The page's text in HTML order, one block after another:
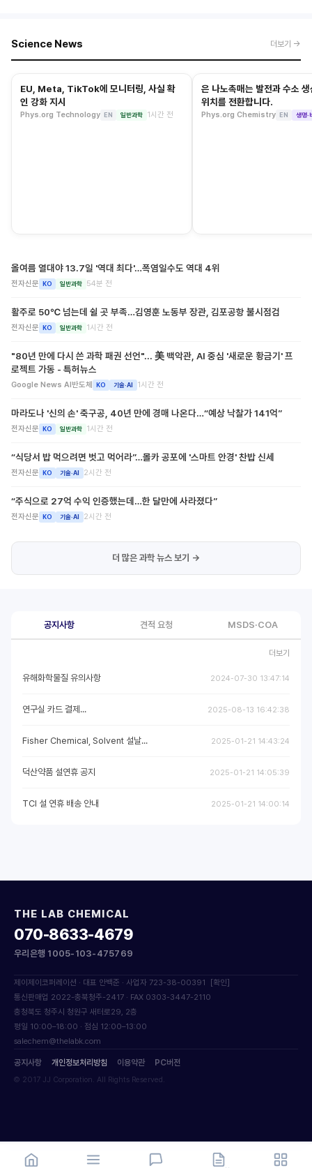
Science News 더보기 →
EU, Meta, TikTok에 모니터링, 사실 확
인 강화 지시
Phys.org Technology EN 일반과학 1시간 전
은 나노촉매는 발전과 수소
위치를 전환합니다.
Phys.org Chemistry EN 생명·
올여름 열대야 13.7일 '역대 최다'…폭염일수도 역대 4위
전자신문 KO 일반과학 54분 전
활주로 50℃ 넘는데 쉴 곳 부족…김영훈 노동부 장관, 김포공항 불시점검
전자신문 KO 일반과학 1시간 전
"80년 만에 다시 쓴 과학 패권 선언"... 美 백악관, AI 중심 '새로운 황금기' 프
로젝트 가동 - 특허뉴스
Google News AI반도체 KO 기술·AI 1시간 전
마라도나 '신의 손' 축구공, 40년 만에 경매 나온다…“예상 낙찰가 141억”
전자신문 KO 일반과학 1시간 전
“식당서 밥 먹으려면 벗고 먹어라”…몰카 공포에 '스마트 안경' 찬밥 신세
전자신문 KO 기술·AI 2시간 전
“주식으로 27억 수익 인증했는데…한 달만에 사라졌다”
전자신문 KO 기술·AI 2시간 전
더 많은 과학 뉴스 보기 →
공지사항 견적 요청 MSDS·COA
더보기
유해화학물질 유의사항 2024-07-30 13:47:14
연구실 카드 결제... 2025-08-13 16:42:38
Fisher Chemical, Solvent 설날... 2025-01-21 14:43:24
덕산약품 설연휴 공지 2025-01-21 14:05:39
TCI 설 연휴 배송 안내 2025-01-21 14:00:14
THE LAB CHEMICAL
070-8633-4679
우리은행 1005-103-475769
제이제이코퍼레이션 · 대표 안백준 · 사업자 723-38-00391
[확인]
통신판매업 2022-충북청주-2417 · FAX 0303-3447-2110
충청북도 청주시 청원구 새터로29, 2층
평일 10:00–18:00 · 점심 12:00–13:00
salechem@thelabk.com
공지사항 개인정보처리방침 이용약관 PC버전
© 2017 JJ Corporation. All Rights Reserved.